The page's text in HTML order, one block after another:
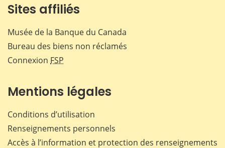
Sites affiliés
Musée de la Banque du Canada
Bureau des biens non réclamés
Connexion FSP
Mentions légales
Conditions d’utilisation
Renseignements personnels
Accès à l’information et protection des renseignements